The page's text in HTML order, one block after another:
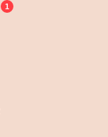
1